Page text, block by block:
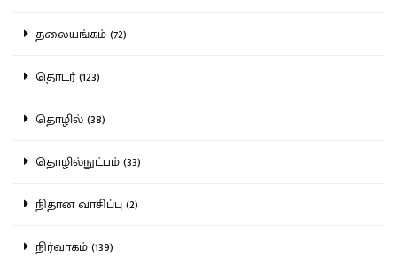
தலையங்கம் (72)
தொடர் (123)
தொழில் (38)
தொழில்நுட்பம் (33)
நிதான வாசிப்பு (2)
நிர்வாகம் (139)